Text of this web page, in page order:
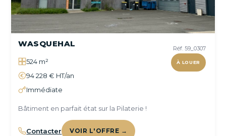
Réf. 59_0307
À LOUER
WASQUEHAL
524 m²
94 228 € HT/an
Immédiate
Bâtiment en parfait état sur la Pilaterie !
Contacter VOIR L'OFFRE →